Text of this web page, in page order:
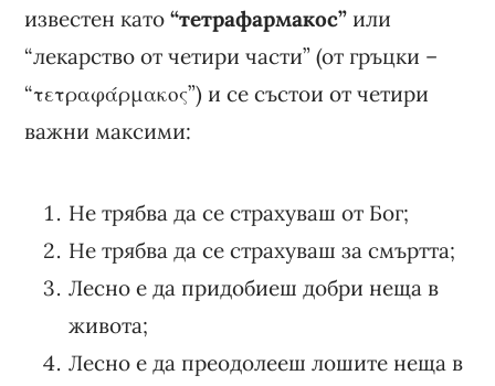
известен като“тетрафармакос” или
“лекарство от четири части” (от гръцки –
“τετραφάρμακος”) и се състои от четири
важни максими:
Не трябва да се страхуваш от Бог;
Не трябва да се страхуваш за смъртта;
Лесно е да придобиеш добри неща в
живота;
Лесно е да преодолееш лошите неща в